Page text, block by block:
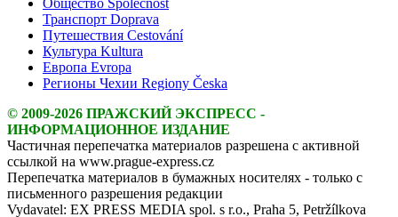
Транспорт Doprava
Путешествия Cestování
Культура Kultura
Европа Evropa
Регионы Чехии Regiony Česka
© 2009-2026 ПРАЖСКИЙ ЭКСПРЕСС -
ИНФОРМАЦИОННОЕ ИЗДАНИЕ
Частичная перепечатка материалов разрешена с активной
ссылкой на www.prague-express.cz
Перепечатка материалов в бумажных носителях - только с
письменного разрешения редакции
Vydavatel: EX PRESS MEDIA spol. s r.o., Praha 5, Petržílkova